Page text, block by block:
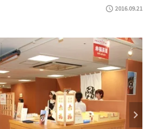
2016.09.21